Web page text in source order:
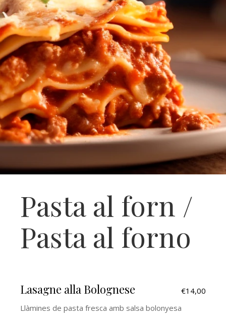
Pasta al forn /
Pasta al forno
Lasagne alla Bolognese
€14,00
Llàmines de pasta fresca amb salsa bolonyesa